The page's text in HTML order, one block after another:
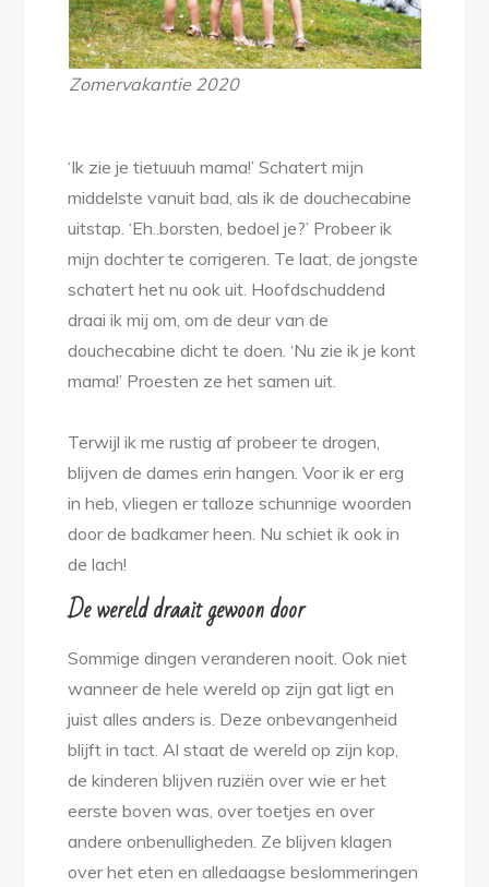
Zomervakantie 2020
‘Ik zie je tietuuuh mama!’ Schatert mijn
middelste vanuit bad, als ik de douchecabine
uitstap. ‘Eh..borsten, bedoel je?’ Probeer ik
mijn dochter te corrigeren. Te laat, de jongste
schatert het nu ook uit. Hoofdschuddend
draai ik mij om, om de deur van de
douchecabine dicht te doen. ‘Nu zie ik je kont
mama!’ Proesten ze het samen uit.
Terwijl ik me rustig af probeer te drogen,
blijven de dames erin hangen. Voor ik er erg
in heb, vliegen er talloze schunnige woorden
door de badkamer heen. Nu schiet ik ook in
de lach!
De wereld draait gewoon door
Sommige dingen veranderen nooit. Ook niet
wanneer de hele wereld op zijn gat ligt en
juist alles anders is. Deze onbevangenheid
blijft in tact. Al staat de wereld op zijn kop,
de kinderen blijven ruziën over wie er het
eerste boven was, over toetjes en over
andere onbenulligheden. Ze blijven klagen
over het eten en alledaagse beslommeringen